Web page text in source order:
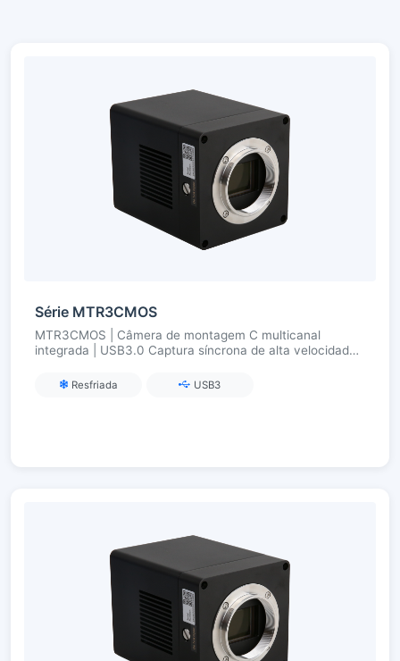
Série MTR3CMOS
MTR3CMOS | Câmera de montagem C multicanal
integrada | USB3.0 Captura síncrona de alta velocidade |
Resfriada USB3